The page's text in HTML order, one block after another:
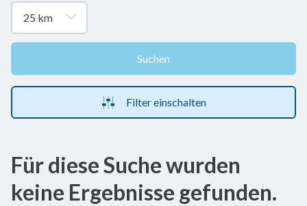
Suchen
Filter einschalten
Für diese Suche wurden
keine Ergebnisse gefunden.